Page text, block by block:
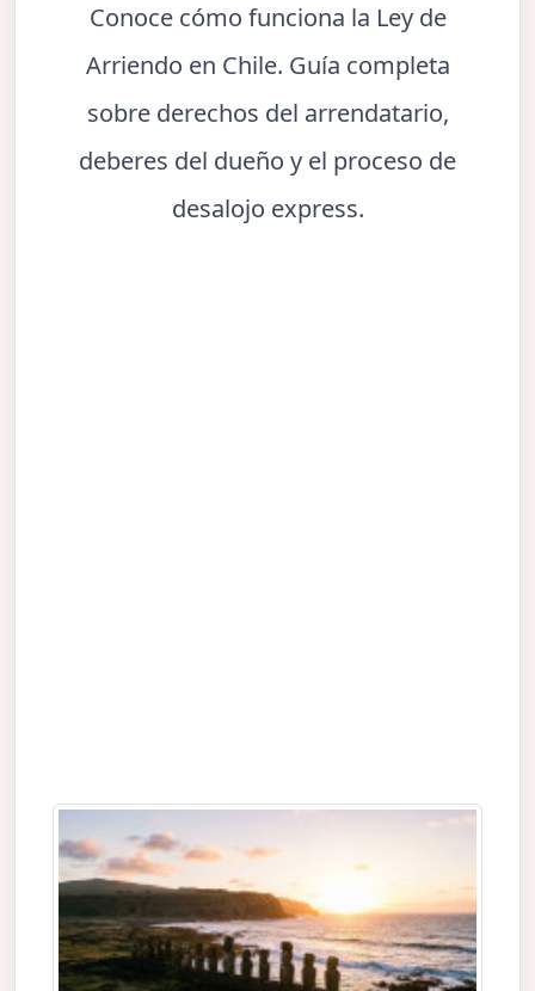
Conoce cómo funciona la Ley de
Arriendo en Chile. Guía completa
sobre derechos del arrendatario,
deberes del dueño y el proceso de
desalojo express.